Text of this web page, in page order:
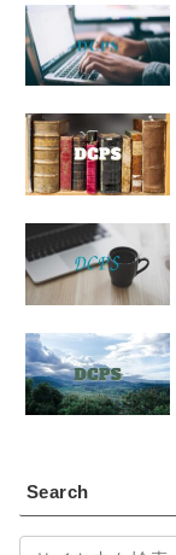
Search